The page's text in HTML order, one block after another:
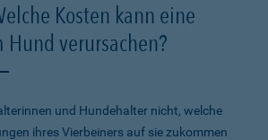
Kosten kann eine
verursachen?
und Hundehalter nicht, welche
ihres Vierbeiners auf sie zukommen